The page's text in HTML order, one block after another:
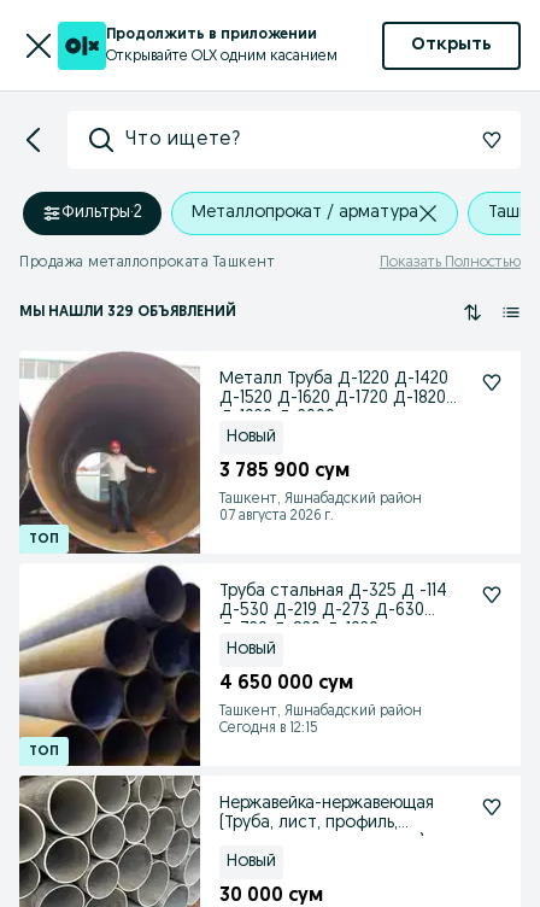
Продолжить в приложении
Открывайте OLX одним касанием
Открыть
Что ищете?
Фильтры·2 Металлопрокат / арматура
Продажа металлопроката Ташкент Показать Полностью
МЫ НАШЛИ 329 ОБЪЯВЛЕНИЙ
Металл Труба Д-1220 Д-1420
Д-1520 Д-1620 Д-1720 Д-1820
Новый
3 785 900 сум
Ташкент, Яшнабадский район
07 августа 2026 г.
Труба стальная Д-325 Д -114
Д-530 Д-219 Д-273 Д-630
Новый
4 650 000 сум
Ташкент, Яшнабадский район
Сегодня в 12:15
Нержавейка-нержавеющая
(Труба, лист, профиль,
Новый
30 000 сум